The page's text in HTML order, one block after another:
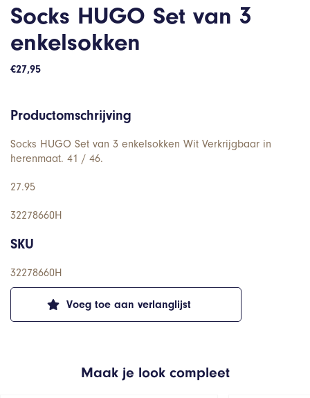
Socks HUGO Set van 3
enkelsokken
€27,95
Voeg toe aan verlanglijst
Productomschrijving
Socks HUGO Set van 3 enkelsokken Wit Verkrijgbaar in
herenmaat. 41 / 46.
27.95
32278660H
SKU
32278660H
Maak je look compleet